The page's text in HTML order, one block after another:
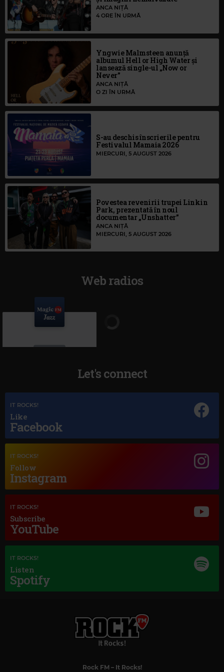
ANCA NIȚĂ
4 ORE ÎN URMĂ
Yngwie Malmsteen anunță
albumul Hell or High Water și
lansează single-ul „Now or
Never”
ANCA NIȚĂ
O ZI ÎN URMĂ
S-au deschis înscrierile pentru
Festivalul Mamaia 2026
MIERCURI, 5 AUGUST 2026
Povestea revenirii trupei Linkin
Park, prezentată în noul
documentar „Unshatter”
ANCA NIȚĂ
MIERCURI, 5 AUGUST 2026
Web radios
Magic Jazz
DIANA KRALL –TEMPTATION
Magic Classic Music
Let's connect
IT ROCKS!
Like
Facebook
IT ROCKS!
Follow
Instagram
IT ROCKS!
Subscribe
YouTube
IT ROCKS!
Listen
Spotify
Rock FM– It Rocks!